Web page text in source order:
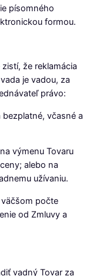
písomného
formou.
že reklamácia
je vadou, za
právo:
včasné a
výmenu Tovaru
alebo na
užívaniu.
počte
od Zmluvy a
vadný Tovar za